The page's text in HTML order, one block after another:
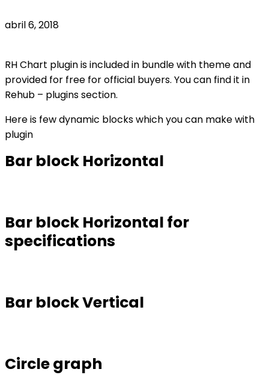
abril 6, 2018
RH Chart plugin is included in bundle with theme and
provided for free for official buyers. You can find it in
Rehub – plugins section.
Here is few dynamic blocks which you can make with
plugin
Bar block Horizontal
Bar block Horizontal for
specifications
Bar block Vertical
Circle graph